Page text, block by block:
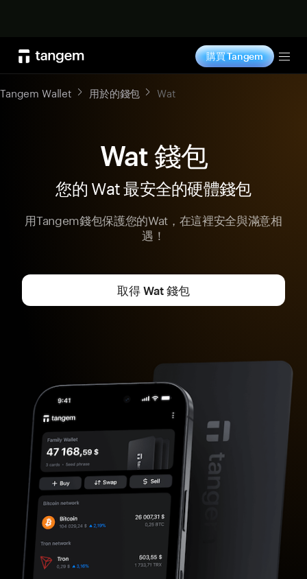
購買 Tangem
Tangem Wallet 用於的錢包 Wat
Wat 錢包
您的 Wat 最安全的硬體錢包
用Tangem錢包保護您的Wat，在這裡安全與滿意相
遇！
取得 Wat 錢包